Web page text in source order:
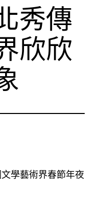
秀傳
欣欣
學藝術界春節年夜